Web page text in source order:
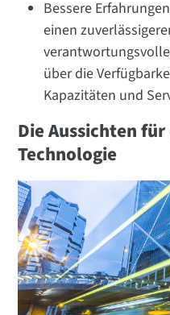
Bessere
einen
über die
Kapazitäten und
Die Aussichten für
Technologie